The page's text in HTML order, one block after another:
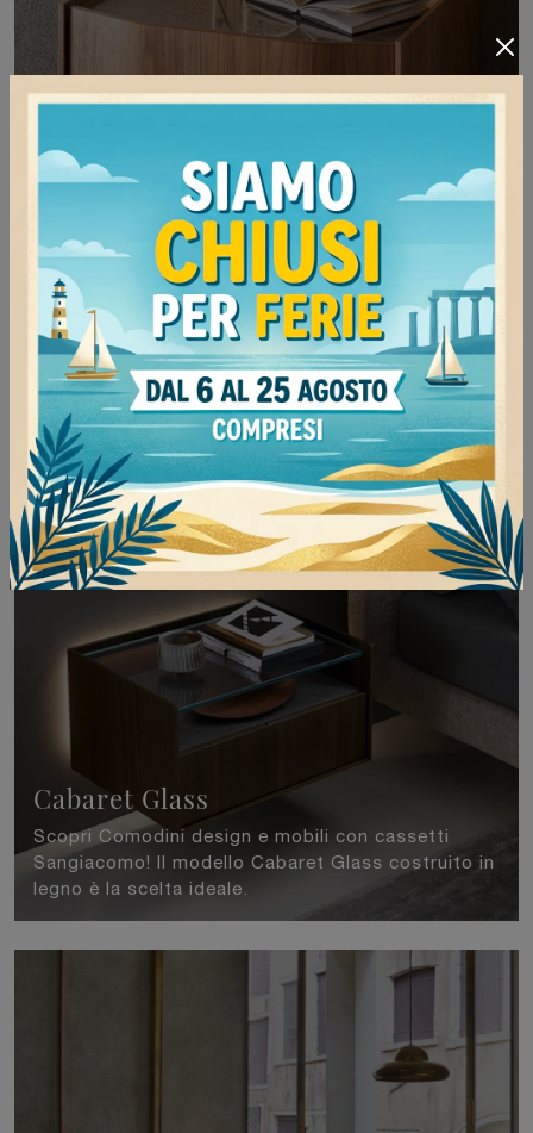
Virgola
Scopri Comodini design e cassettiere
Sangiacomo! Il modello Virgola realizzato in legno
è la soluzione ottimale.
Cabaret Glass
Scopri Comodini design e mobili con cassetti
Sangiacomo! Il modello Cabaret Glass costruito in
legno è la scelta ideale.